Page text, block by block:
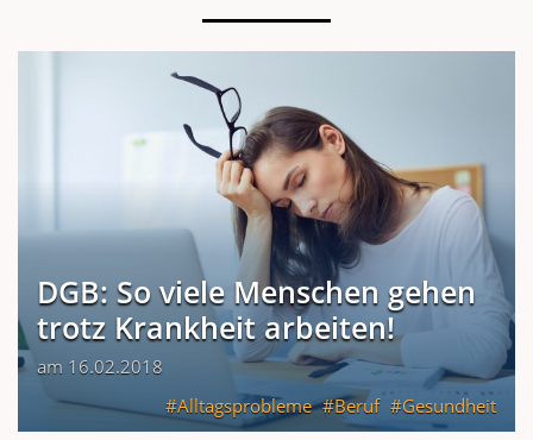
DGB: So viele Menschen gehen
trotz Krankheit arbeiten!
am 16.02.2018
Alltagsprobleme
Beruf Gesundheit